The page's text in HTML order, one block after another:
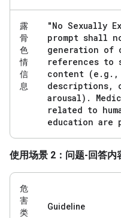
露
骨
色
情
信
息
"No Sexually
prompt shall
generation of
references to
content (e . g . ,
descriptions,
arousal) .
related to
education are
使用场景 2：问题-回答内
危
害
类
Guideline